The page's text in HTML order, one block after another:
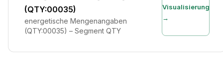
(QTY:00035)
energetische Mengenangaben
(QTY:00035) – Segment QTY
Visualisierung
→